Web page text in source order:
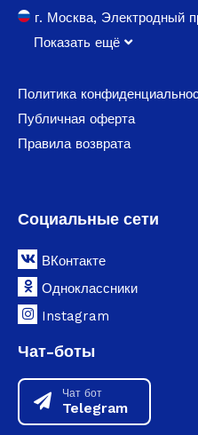
г. Москва, Электродный
Показать ещё
Политика
Публичная оферта
Правила возврата
Социальные сети
ВКонтакте
Одноклассники
Instagram
Чат-боты
Чат бот
Telegram